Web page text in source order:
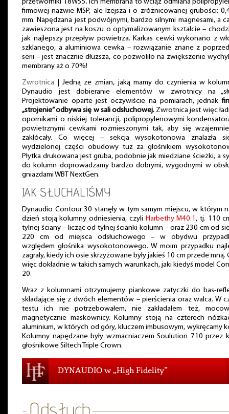
przetworniki 18W55. Ich membrana to wciąż odmiana
firmowej nazwie MSP, ale lżejsza i o zróżnicowanej grubości:
mm. Napędzana jest podwójnymi, bardzo silnymi magnesami, a
zawieszona jest na koszu o optymalizowanym kształcie –
jak najlepszy przepływ powietrza. Karkas cewki wykonano z
szklanego, a aluminiowa cewka – rozwiązanie znane z
serii – jest znacznie dłuższa, co pozwoliło na zwiększenie
membrany aż o 70%!
Zwrotnica | Jedną ze zmian, jaką mamy do czynienia w
Dynaudio jest dobieranie elementów w zwrotnicy na
Projektowanie oparte jest oczywiście na pomiarach, jednak
„strojenie” odbywa się w sali odsłuchowej. Zwrotnica jest więc
opornikami o niskiej tolerancji, polipropylenowymi
powietrznymi cewkami rozmieszonymi tak, aby się
zakłócały. Co więcej – sekcja wysokotonowa znalazła
wydzielonej części obudowy tuż za głośnikiem
Płytka drukowana jest gruba, podobnie jak miedziane ścieżki, a
do kolumn doprowadzamy bardzo dobrymi, wygodnymi w
gniazdami WBT NextGen.
JAK SŁUCHALIŚMY
Dynaudio Contour 30 stanęły w tym samym miejscu, w którym
dzień stoją kolumny odniesienia, czyli Harbethy M40.1, tj. 110
tylnej ściany – licząc od tylnej ścianki kolumn – oraz 230 cm od
220 cm od miejsca odsłuchowego – w obydwu
względem głośnika wysokotonowego. W moim przypadku
zagrały, kiedy ich osie skrzyżowane były jakieś 10 cm przede mną.
więc dokładnie w takich samych warunkach, jaki kiedyś model
20.
Wraz z kolumnami otrzymujemy piankowe zatyczki do bas-
składające się z dwóch elementów – pierścienia oraz walca. W
testu ich nie potrzebowałem, nie zakładałem też,
magnetycznie maskownicy. Kolumny stoją na czterech
aluminium, w których od góry, kluczem imbusowym, wykręcamy
Kolumny napędzane były wzmacniaczem Soulution 710 przez
głośnikowe Siltech Triple Crown.
DYNAUDIO w „High Fidelity”